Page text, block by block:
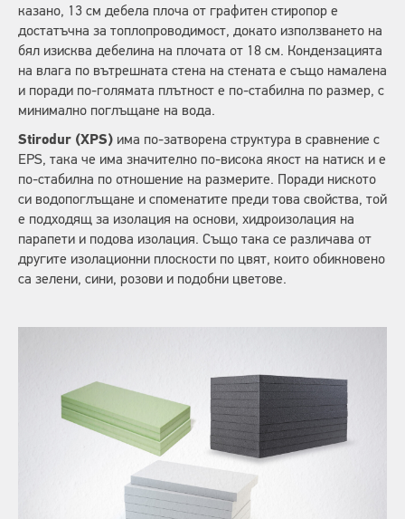
казано, 13 см дебела плоча от графитен стиропор е
достатъчна за топлопроводимост, докато използването на
бял изисква дебелина на плочата от 18 см. Кондензацията
на влага по вътрешната стена на стената е също намалена
и поради по-голямата плътност е по-стабилна по размер, с
минимално поглъщане на вода.
Stirodur (XPS) има по-затворена структура в сравнение с
EPS, така че има значително по-висока якост на натиск и е
по-стабилна по отношение на размерите. Поради ниското
си водопоглъщане и споменатите преди това свойства, той
е подходящ за изолация на основи, хидроизолация на
парапети и подова изолация. Също така се различава от
другите изолационни плоскости по цвят, които обикновено
са зелени, сини, розови и подобни цветове.